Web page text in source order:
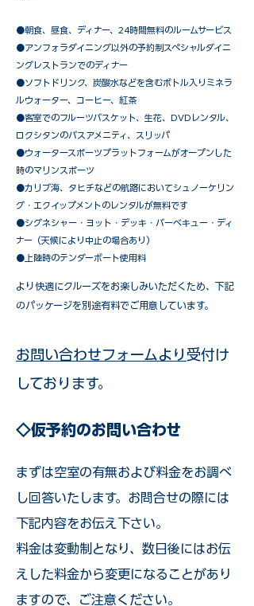
●朝食、昼食、ディナー、24時間無料のルームサービス
​●アンフォラダイニング以外の予約制スペシャルダイニ
ングレストランでのディナー
●ソフトドリンク、炭酸水などを含むボトル入りミネラ
ルウォーター、コーヒー、紅茶
●客室でのフルーツバスケット、生花、DVDレンタル、
ロクシタンのバスアメニティ、スリッパ
●ウォータースポーツプラットフォームがオープンした
時のマリンスポーツ
●カリブ海、タヒチなどの航路においてシュノーケリン
グ・エクイップメントのレンタルが無料です
​●シグネシャー・ヨット・デッキ・バーベキュー・ディ
ナー（天候により中止の場合あり）
●上陸時のテンダーボート使用料
​より快適にクルーズをお楽しみいただくため、下記
のパッケージを別途有料でご用意しています。​
お問い合わせフォームより 受付け
しております。
◇仮予約のお問い合わせ
まずは空室の有無および料金をお調べ
し回答いたします。お問合せの際には
下記内容をお伝え下さい。
料金は変動制となり、数日後にはお伝
えした料金から変更になることがあり
ますので、ご注意ください。